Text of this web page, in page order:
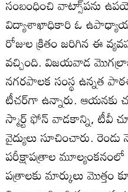
సంబంధించి వాట్సా్‌పను
విద్యాశాఖాధికారి ఓ
రోజుల క్రితం జరిగిన ఈ
వచ్చింది. విజయవాడ
నగరపాలక సంస్థ ఉన్నత
టీచర్‌గా ఉన్నారు. ఆయనకు
స్మార్ట్‌ ఫోన్‌ వాడకాన్ని, టీవీ
వైద్యులు సూచించారు.
పరీక్షాపత్రాల
పత్రాలకు మార్కులు మొత్తం